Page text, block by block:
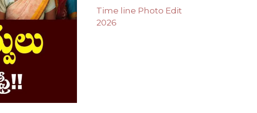
Time line Photo Edit
2026